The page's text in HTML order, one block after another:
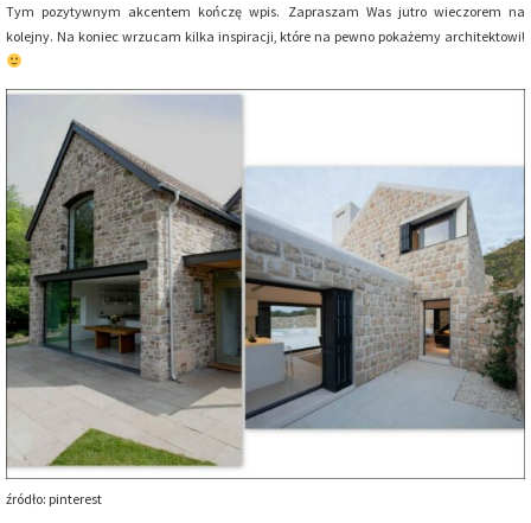
Tym pozytywnym akcentem kończę wpis. Zapraszam Was jutro wieczorem na
kolejny. Na koniec wrzucam kilka inspiracji, które na pewno pokażemy architektowi!
źródło: pinterest